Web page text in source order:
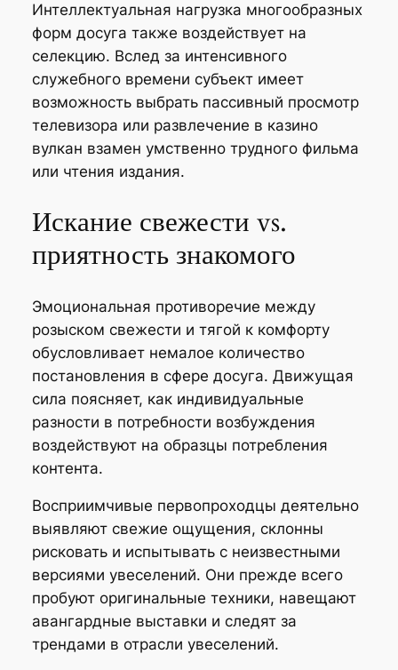
Интеллектуальная нагрузка многообразных
форм досуга также воздействует на
селекцию. Вслед за интенсивного
служебного времени субъект имеет
возможность выбрать пассивный просмотр
телевизора или развлечение в казино
вулкан взамен умственно трудного фильма
или чтения издания.
Искание свежести vs.
приятность знакомого
Эмоциональная противоречие между
розыском свежести и тягой к комфорту
обусловливает немалое количество
постановления в сфере досуга. Движущая
сила поясняет, как индивидуальные
разности в потребности возбуждения
воздействуют на образцы потребления
контента.
Восприимчивые первопроходцы деятельно
выявляют свежие ощущения, склонны
рисковать и испытывать с неизвестными
версиями увеселений. Они прежде всего
пробуют оригинальные техники, навещают
авангардные выставки и следят за
трендами в отрасли увеселений.